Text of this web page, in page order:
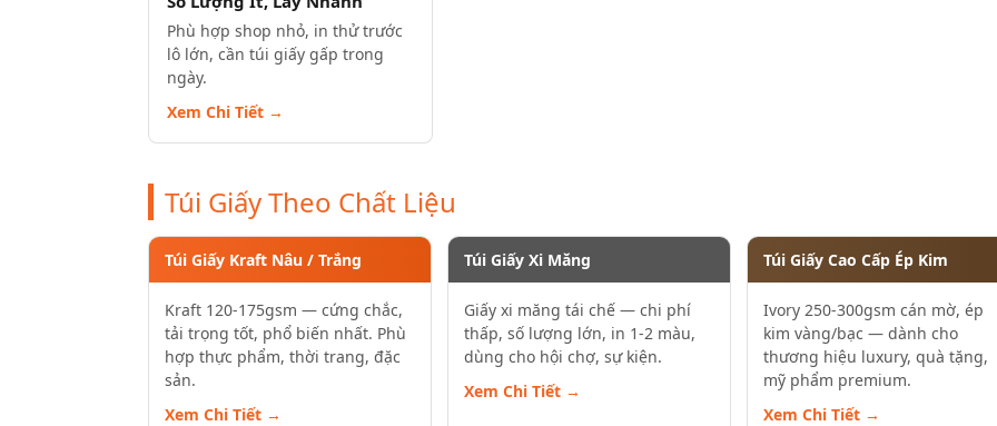
Phù hợp shop nhỏ, in thử trước
lô lớn, cần túi giấy gấp trong
ngày.
Xem Chi Tiết →
Túi Giấy Theo Chất Liệu
Túi Giấy Kraft Nâu / Trắng
Kraft 120-175gsm — cứng chắc,
tải trọng tốt, phổ biến nhất. Phù
hợp thực phẩm, thời trang, đặc
sản.
Xem Chi Tiết →
Túi Giấy Xi Măng
Giấy xi măng tái chế — chi phí
thấp, số lượng lớn, in 1-2 màu,
dùng cho hội chợ, sự kiện.
Xem Chi Tiết →
Túi Giấy Cao Cấp Ép Kim
Ivory 250-300gsm cán mờ, ép
kim vàng/bạc — dành cho
thương hiệu luxury, quà tặng,
mỹ phẩm premium.
Xem Chi Tiết →